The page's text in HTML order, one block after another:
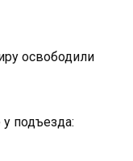
освободили
подъезда: